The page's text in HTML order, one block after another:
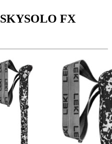
SKYSOLO FX